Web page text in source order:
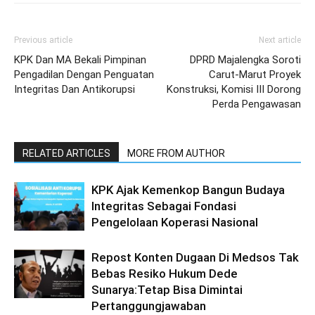
Previous article
KPK Dan MA Bekali Pimpinan
Pengadilan Dengan Penguatan
Integritas Dan Antikorupsi
Next article
DPRD Majalengka Soroti
Carut-Marut Proyek
Konstruksi, Komisi III Dorong
Perda Pengawasan
RELATED ARTICLES MORE FROM AUTHOR
KPK Ajak Kemenkop Bangun Budaya
Integritas Sebagai Fondasi
Pengelolaan Koperasi Nasional
Repost Konten Dugaan Di Medsos Tak
Bebas Resiko Hukum Dede
Sunarya:Tetap Bisa Dimintai
Pertanggungjawaban